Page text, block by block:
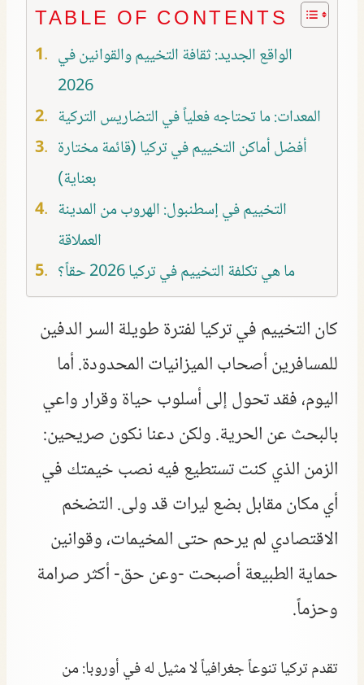
TABLE OF CONTENTS
الواقع الجديد: ثقافة التخييم والقوانين في
2026
المعدات: ما تحتاجه فعلياً في التضاريس التركية
أفضل أماكن التخييم في تركيا (قائمة مختارة
بعناية)
التخييم في إسطنبول: الهروب من المدينة
العملاقة
ما هي تكلفة التخييم في تركيا 2026 حقاً؟
كان التخييم في تركيا لفترة طويلة السر الدفين
للمسافرين أصحاب الميزانيات المحدودة. أما
اليوم، فقد تحول إلى أسلوب حياة وقرار واعي
بالبحث عن الحرية. ولكن دعنا نكون صريحين:
الزمن الذي كنت تستطيع فيه نصب خيمتك في
أي مكان مقابل بضع ليرات قد ولى. التضخم
الاقتصادي لم يرحم حتى المخيمات، وقوانين
حماية الطبيعة أصبحت -وعن حق- أكثر صرامة
وحزماً.
تقدم تركيا تنوعاً جغرافياً لا مثيل له في أوروبا: من